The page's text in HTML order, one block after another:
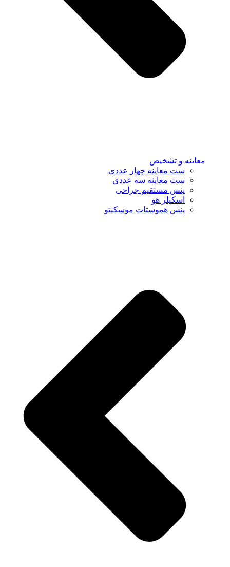
معاینه و تشخیص
ست معاینه چهار عددی
ست معاینه سه عددی
پنس مستقیم جراحی
اسکیلر هو
پنس هموستات موسکیتو